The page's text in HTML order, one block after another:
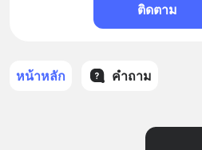
ติดตาม
หน้าหลัก คำถาม